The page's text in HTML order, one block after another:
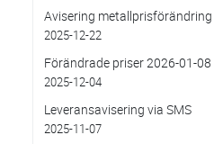
Avisering metallprisförändring
2025-12-22
Förändrade priser 2026-01-08
2025-12-04
Leveransavisering via SMS
2025-11-07